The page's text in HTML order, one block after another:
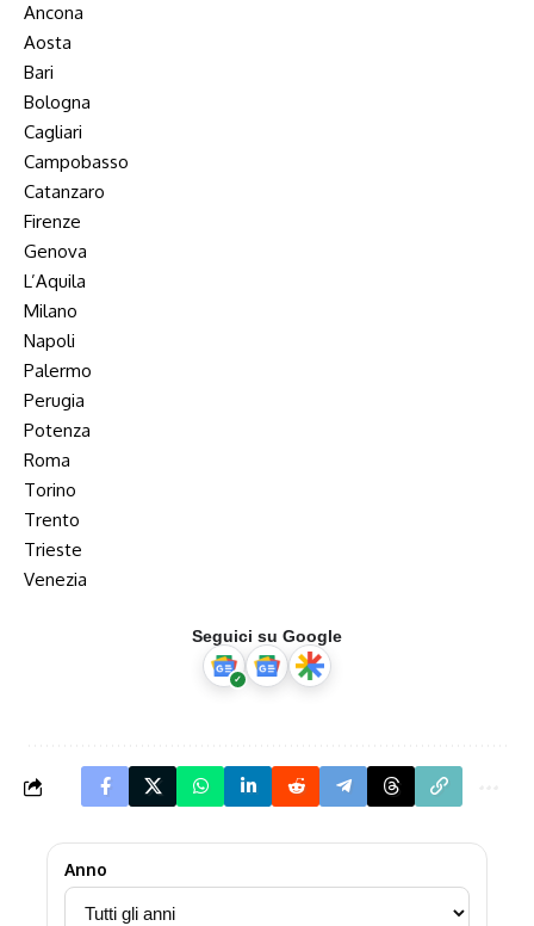
Ancona
Aosta
Bari
Bologna
Cagliari
Campobasso
Catanzaro
Firenze
Genova
L’Aquila
Milano
Napoli
Palermo
Perugia
Potenza
Roma
Torino
Trento
Trieste
Venezia
Seguici su Google
Anno